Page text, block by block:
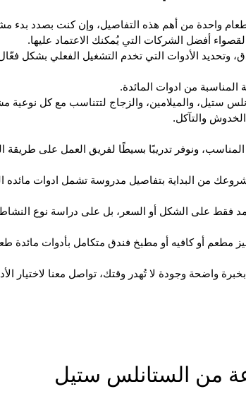
واحدة من أهم هذه التفاصيل، وإن كنت بصدد بدء
أفضل الشركات التي يُمكنك الاعتماد عليها.
وتحديد الأدوات التي تخدم التشغيل الفعلي بشكل
المناسبة من ادوات المائدة.
ستيل، والميلامين، والزجاج لتتناسب مع كل نوعية
والتآكل.
ونوفر تدريبًا بسيطًا لفريق العمل على طريقة
من البداية بتفاصيل مدروسة تشمل ادوات مائده
فقط على الشكل أو السعر، بل على دراسة نوع
مطعم أو كافيه أو مطبخ فندق متكامل بأدوات مائدة
واضحة وجودة لا تُهدر وقتك، تواصل معنا لاختيار
من الستانلس ستيل